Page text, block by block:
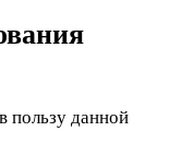
пользу данной